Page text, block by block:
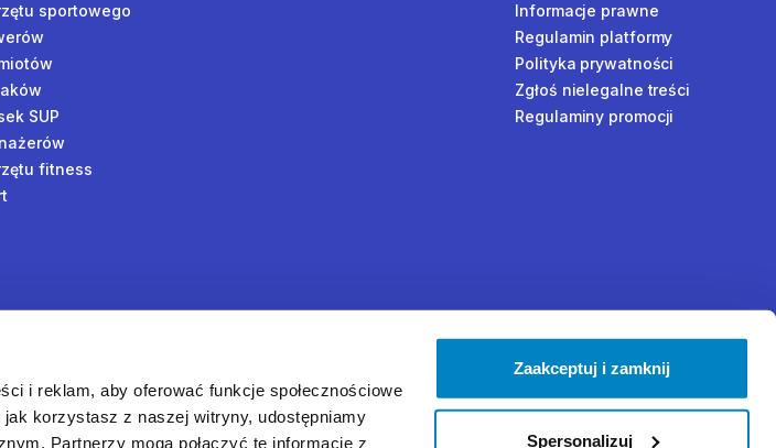
i reklam, aby oferować funkcje społecznościowe
korzystasz z naszej witryny, udostępniamy
Partnerzy mogą połączyć te informacje z
Zaakceptuj i zamknij
Spersonalizuj
sportowego
SUP
fitness
Informacje prawne
Regulamin platformy
Polityka prywatności
Zgłoś nielegalne treści
Regulaminy promocji